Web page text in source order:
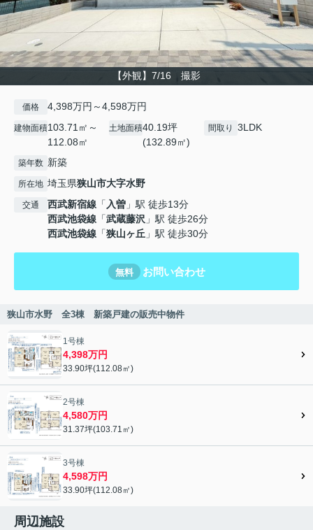
【外観】7/16 撮影
価格 4,398万円～4,598万円
建物面積103.71㎡～
112.08㎡
土地面積40.19坪
(132.89㎡)
間取り 3LDK
築年数 新築
所在地 埼玉県狭山市大字水野
交通 西武新宿線 「入曽 」駅 徒歩13分
西武池袋線 「武蔵藤沢 」駅 徒歩26分
西武池袋線 「狭山ヶ丘 」駅 徒歩30分
無料 お問い合わせ
狭山市水野 全3棟 新築戸建の販売中物件
1号棟
4,398万円
33.90坪(112.08㎡)
2号棟
4,580万円
31.37坪(103.71㎡)
3号棟
4,598万円
33.90坪(112.08㎡)
周辺施設